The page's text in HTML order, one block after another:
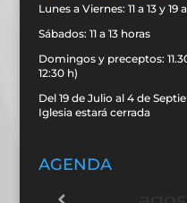
Lunes a Viernes: 11 a 13 y 19
Sábados: 11 a 13 horas
Domingos y preceptos:
12:30 h)
Del 19 de Julio al 4 de
Iglesia estará cerrada
AGENDA